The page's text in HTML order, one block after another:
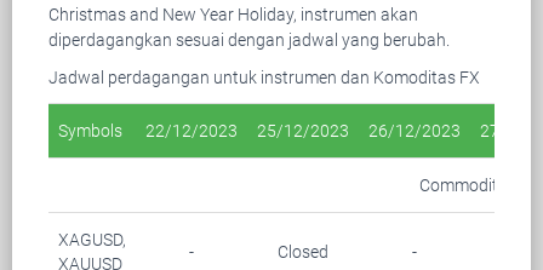
Christmas and New Year Holiday, instrumen akan
diperdagangkan sesuai dengan jadwal yang berubah.
Jadwal perdagangan untuk instrumen dan Komoditas FX
Symbols 22/12/2023 25/12/2023 26/12/2023 27/12/
Commodity
XAGUSD,
XAUUSD
- Closed -